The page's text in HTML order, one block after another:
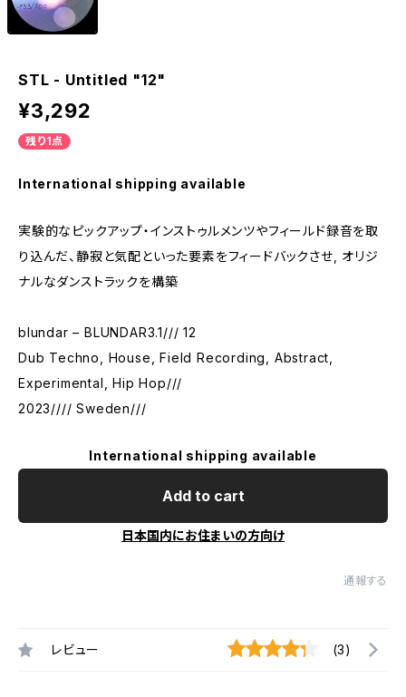
STL - Untitled "12"
¥3,292
残り1点
International shipping available
実験的なピックアップ・インストゥルメンツやフィールド録音を取
り込んだ、静寂と気配といった要素をフィードバックさせ, オリジ
ナルなダンストラックを構築
blundar – BLUNDAR3.1/// 12
Dub Techno, House, Field Recording, Abstract,
Experimental, Hip Hop///
2023//// Sweden///
International shipping available
Add to cart
日本国内にお住まいの方向け
通報する
レビュー (3)